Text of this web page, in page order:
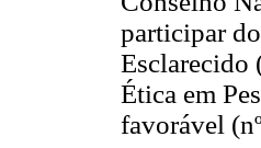
participar
Esclarecido
Ética em
favorável